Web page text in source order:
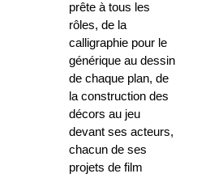
prête à tous les
rôles, de la
calligraphie pour le
générique au dessin
de chaque plan, de
la construction des
décors au jeu
devant ses acteurs,
chacun de ses
projets de film